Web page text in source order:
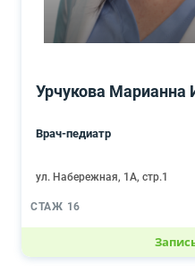
Урчукова Марианна
Врач-педиатр
ул. Набережная, 1А, стр.1
СТАЖ 16